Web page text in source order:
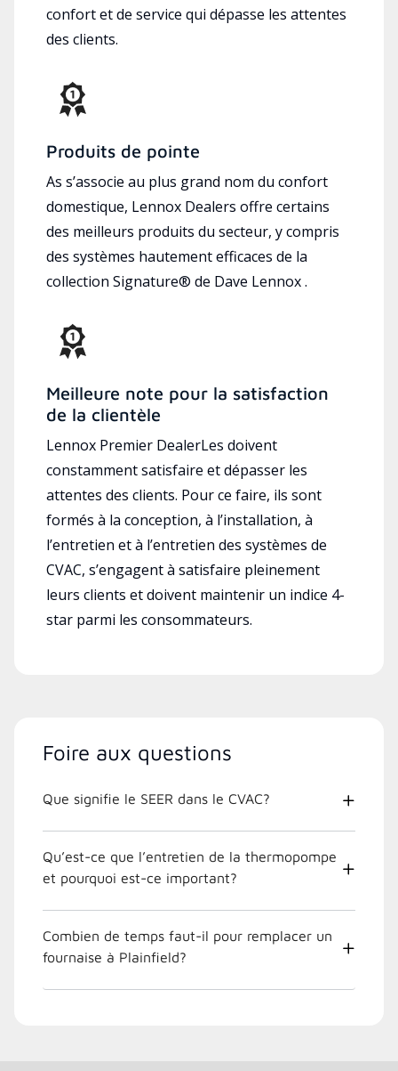
confort et de service qui dépasse les attentes
des clients.
Produits de pointe
As s’associe au plus grand nom du confort
domestique, Lennox Dealers offre certains
des meilleurs produits du secteur, y compris
des systèmes hautement efficaces de la
collection Signature® de Dave Lennox .
Meilleure note pour la satisfaction
de la clientèle
Lennox Premier DealerLes doivent
constamment satisfaire et dépasser les
attentes des clients. Pour ce faire, ils sont
formés à la conception, à l’installation, à
l’entretien et à l’entretien des systèmes de
CVAC, s’engagent à satisfaire pleinement
leurs clients et doivent maintenir un indice 4-
star parmi les consommateurs.
Foire aux questions
Que signifie le SEER dans le CVAC?
Qu’est-ce que l’entretien de la thermopompe
et pourquoi est-ce important?
Combien de temps faut-il pour remplacer un
fournaise à Plainfield?